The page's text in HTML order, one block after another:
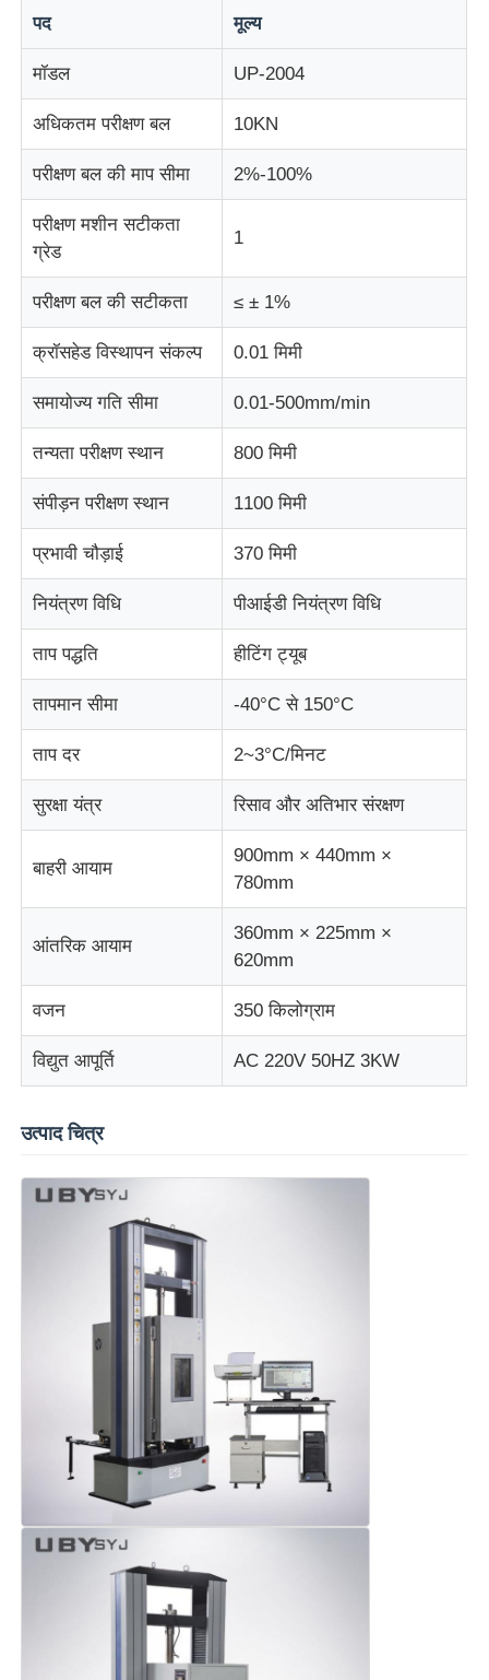
घर्षण परीक्षण मशीन
रबर परीक्षण उपकरण
जूते परीक्षण उपकरण
निर्माण सामग्री परीक्षण उपकरण
पैकेजिंग परीक्षण उपकरण
चिपकने वाला परीक्षण उपकरण
कपड़ा परीक्षण मशीन
तापमान और आर्द्रता नियंत्रक
कठोरता परीक्षक
पद मूल्य
मॉडल UP-2004
अधिकतम परीक्षण बल 10KN
परीक्षण बल की माप सीमा 2%-100%
परीक्षण मशीन सटीकता
ग्रेड
1
परीक्षण बल की सटीकता ≤ ± 1%
क्रॉसहेड विस्थापन संकल्प 0.01 मिमी
समायोज्य गति सीमा 0.01-500mm/min
तन्यता परीक्षण स्थान 800 मिमी
संपीड़न परीक्षण स्थान 1100 मिमी
प्रभावी चौड़ाई 370 मिमी
नियंत्रण विधि पीआईडी नियंत्रण विधि
ताप पद्धति हीटिंग ट्यूब
तापमान सीमा -40°C से 150°C
ताप दर 2~3°C/मिनट
सुरक्षा यंत्र रिसाव और अतिभार संरक्षण
बाहरी आयाम
900mm × 440mm ×
780mm
आंतरिक आयाम
360mm × 225mm ×
620mm
वजन 350 किलोग्राम
विद्युत आपूर्ति AC 220V 50HZ 3KW
उत्पाद चित्र